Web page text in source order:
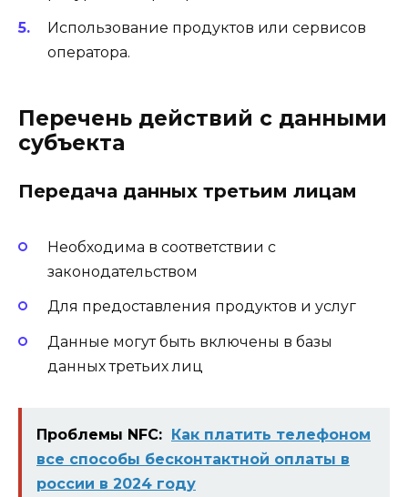
Использование продуктов или сервисов
оператора.
Перечень действий с данными
субъекта
Передача данных третьим лицам
Необходима в соответствии с
законодательством
Для предоставления продуктов и услуг
Данные могут быть включены в базы
данных третьих лиц
Проблемы NFC: Как платить телефоном
все способы бесконтактной оплаты в
россии в 2024 году